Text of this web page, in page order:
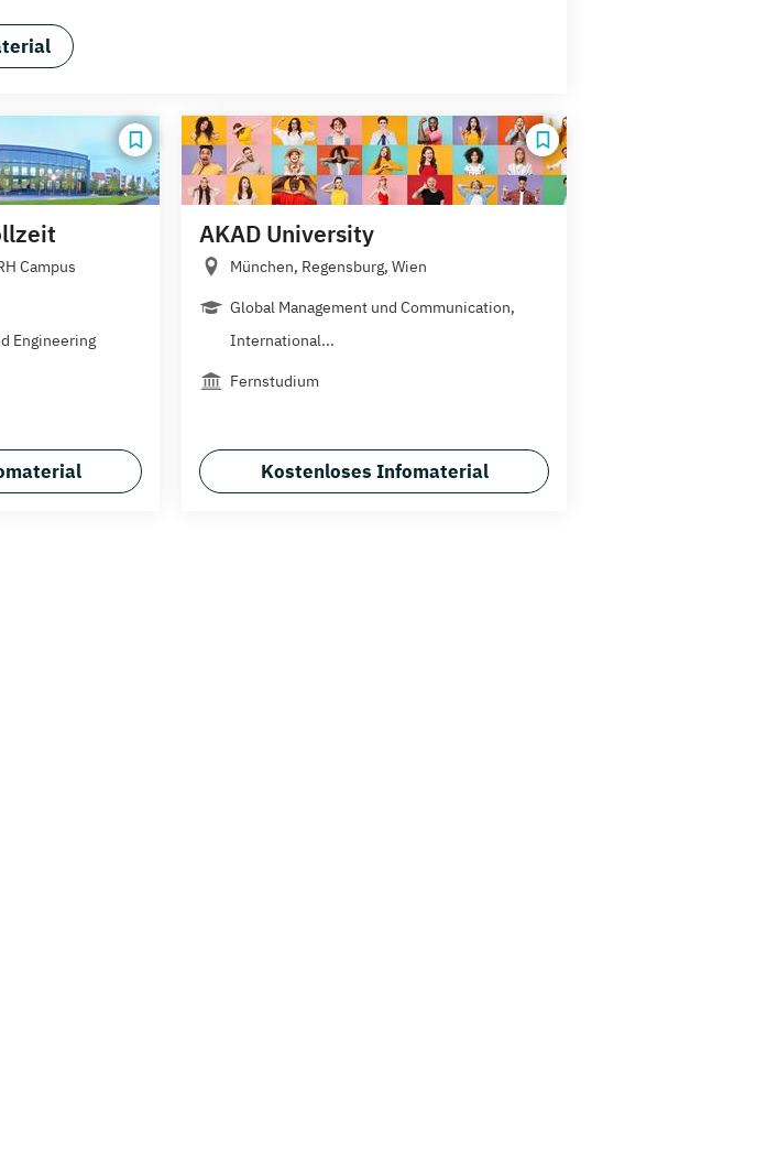
Campus
Engineering
AKAD University
München, Regensburg, Wien
Global Management und Communication,
International...
Fernstudium
Kostenloses Infomaterial